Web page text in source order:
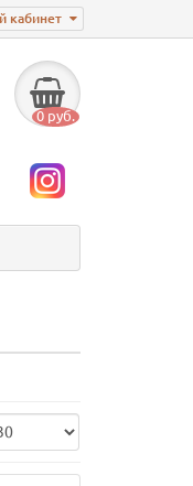
кабинет
0 руб.